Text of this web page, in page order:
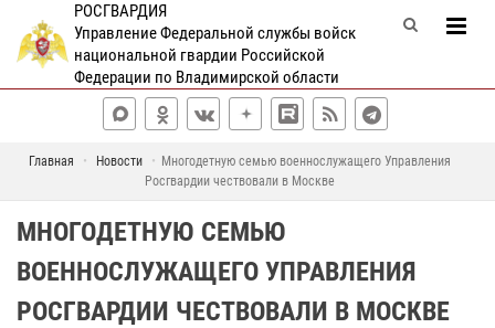
РОСГВАРДИЯ
Управление Федеральной службы войск
национальной гвардии Российской
Федерации по Владимирской области
Главная Новости
Многодетную семью военнослужащего Управления
Росгвардии чествовали в Москве
МНОГОДЕТНУЮ СЕМЬЮ
ВОЕННОСЛУЖАЩЕГО УПРАВЛЕНИЯ
РОСГВАРДИИ ЧЕСТВОВАЛИ В МОСКВЕ